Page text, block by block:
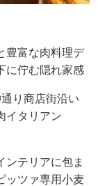
豊富な肉料理デ
に佇む隠れ家感
り商店街沿い
イタリアン
ンテリアに包ま
ッツァ専用小麦